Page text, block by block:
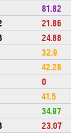
81.82
21.86
24.88
32.9
42.28
0
41.5
34.97
23.07